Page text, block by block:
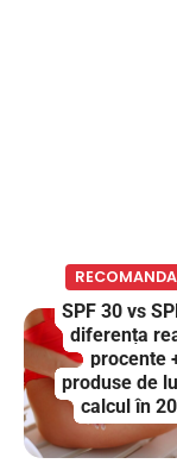
SPF 30 vs
diferența
procente
produse de
calcul în